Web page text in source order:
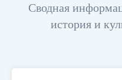
Сводная
история и